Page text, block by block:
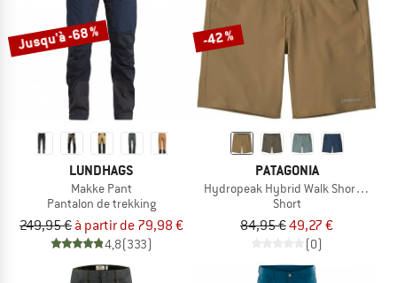
Jusqu'à -68 %
LUNDHAGS
Makke Pant
Pantalon de trekking
249,95 € à partir de 79,98 €
4,8(333)
-42 %
PATAGONIA
Hydropeak Hybrid Walk Shorts 18''
Short
84,95 €49,27 €
(0)